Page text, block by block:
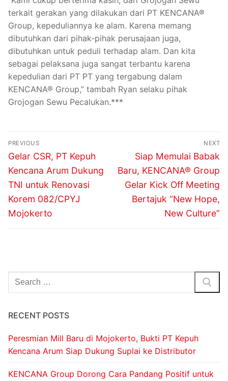
terkait gerakan yang dilakukan dari PT KENCANA®
Group, kepeduliannya ke alam. Karena memang
dibutuhkan dari pihak-pihak perusajaan juga,
dibutuhkan untuk peduli terhadap alam. Dan kita
sebagai pelaksana juga sangat terbantu karena
kepedulian dari PT PT yang tergabung dalam
KENCANA® Group,” tambah Ryan selaku pihak
Grojogan Sewu Pecalukan.***
PREVIOUS
Gelar CSR, PT Kepuh
Kencana Arum Dukung
TNI untuk Renovasi
Korem 082/CPYJ
Mojokerto
NEXT
Siap Memulai Babak
Baru, KENCANA® Group
Gelar Kick Off Meeting
Bertajuk “New Hope,
New Culture”
RECENT POSTS
Peresmian Mill Baru di Mojokerto, Bukti PT Kepuh
Kencana Arum Siap Dukung Suplai ke Distributor
KENCANA Group Dorong Cara Pandang Positif untuk